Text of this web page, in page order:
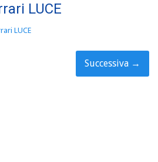
LUCE
LUCE
Successiva →